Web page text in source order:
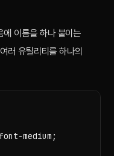
이름을 하나 붙이는
러 유틸리티를 하나의
medium;